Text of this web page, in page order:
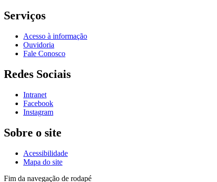
Serviços
Acesso à informação
Ouvidoria
Fale Conosco
Redes Sociais
Intranet
Facebook
Instagram
Sobre o site
Acessibilidade
Mapa do site
Fim da navegação de rodapé